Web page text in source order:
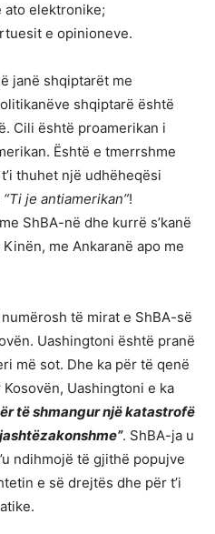
ato elektronike;
e opinioneve.
janë shqiptarët me
shqiptarë është
Cili është proamerikan i
Është e tmerrshme
thuhet një udhëheqësi
“Ti je antiamerikan”!
ShBA-në dhe kurrë s’kanë
me Ankaranë apo me
të mirat e ShBA-së
Uashingtoni është pranë
më sot. Dhe ka për të qenë
Uashingtoni e ka
të shmangur një katastrofë
. ShBA-ja u
ndihmojë të gjithë popujve
e së drejtës dhe për t’i